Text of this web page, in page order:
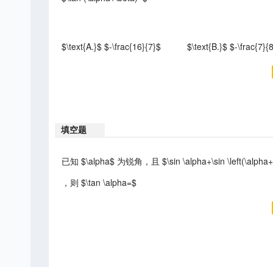
$\text{A.}$ $-\frac{16}{7}$ $\text{B.}$ $-
填空题
已知 $\alpha$ 为锐角，且 $\sin \alpha+\sin
，则 $\tan \alpha=$